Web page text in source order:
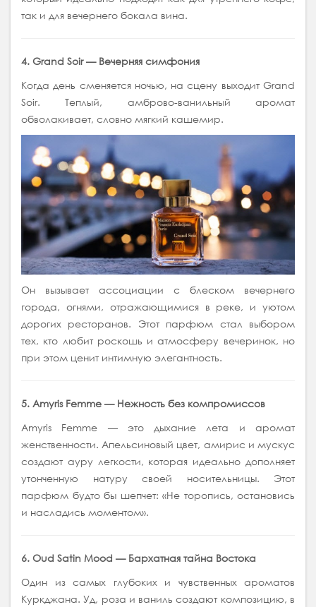
так и для вечернего бокала вина.
4. Grand Soir — Вечерняя симфония
Когда день сменяется ночью, на сцену выходит Grand
Soir. Теплый, амброво-ванильный аромат
обволакивает, словно мягкий кашемир.
Он вызывает ассоциации с блеском вечернего
города, огнями, отражающимися в реке, и уютом
дорогих ресторанов. Этот парфюм стал выбором
тех, кто любит роскошь и атмосферу вечеринок, но
при этом ценит интимную элегантность.
5. Amyris Femme — Нежность без компромиссов
Amyris Femme — это дыхание лета и аромат
женственности. Апельсиновый цвет, амирис и мускус
создают ауру легкости, которая идеально дополняет
утонченную натуру своей носительницы. Этот
парфюм будто бы шепчет: «Не торопись, остановись
и насладись моментом».
6. Oud Satin Mood — Бархатная тайна Востока
Один из самых глубоких и чувственных ароматов
Куркджана. Уд, роза и ваниль создают композицию, в